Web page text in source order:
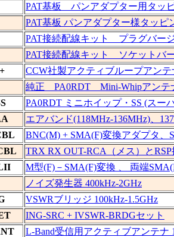
PAT基板 パンアダプター用タッ
PAT基板 パンアダプター様タッピ
PAT接続配線キット プラグバー
PAT接続配線キット ソケットバ
CCW社製アクティブループアン
純正 PA0RDT Mini-Whipアン
PA0RDT ミニホイップ・SS (ス
エアバンド(118MHz-136MHz)、
BNC(M) + SMA(F)変換アダプタ
TRX RX OUT-RCA（メス）と
M型(F)－SMA(F)変換 、 両端
ノイズ発生器 400kHz-2GHz
VSWRブリッジ 100kHz-1.5GHz
ING-SRC + IVSWR-BRDGセット
L-Band受信用アクティブアンテナ